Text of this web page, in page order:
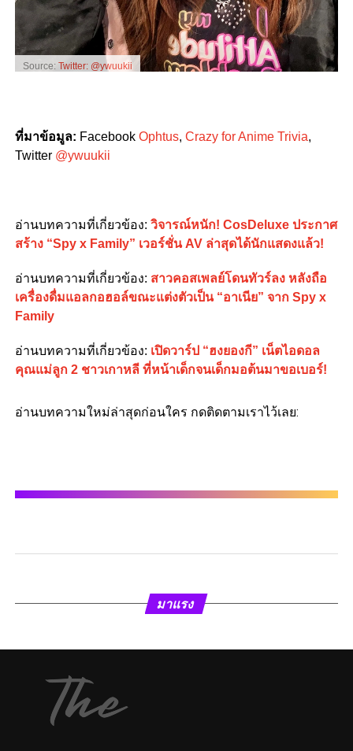
Source: Twitter: @ywuukii
ที่มาข้อมูล: Facebook Ophtus, Crazy for Anime Trivia,
Twitter @ywuukii
อ่านบทความที่เกี่ยวข้อง: วิจารณ์หนัก! CosDeluxe ประกาศ
สร้าง “Spy x Family” เวอร์ชั่น AV ล่าสุดได้นักแสดงแล้ว!
อ่านบทความที่เกี่ยวข้อง: สาวคอสเพลย์โดนทัวร์ลง หลังถือ
เครื่องดื่มแอลกอฮอล์ขณะแต่งตัวเป็น “อาเนีย” จาก Spy x
Family
อ่านบทความที่เกี่ยวข้อง: เปิดวาร์ป “ฮงยองกี” เน็ตไอดอล
คุณแม่ลูก 2 ชาวเกาหลี ที่หน้าเด็กจนเด็กมอต้นมาขอเบอร์!
อ่านบทความใหม่ล่าสุดก่อนใคร กดติดตามเราไว้เลย:
มาแรง